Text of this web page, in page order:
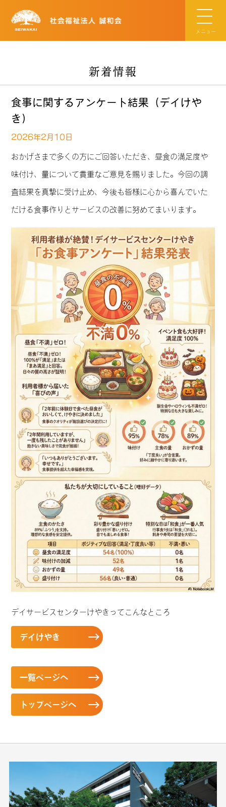
メニュー
新着情報
食事に関するアンケート結果（デイけや
き）
2026年2月10日
おかげさまで多くの方にご回答いただき、昼食の満足度や
味付け、量について貴重なご意見を賜りました。今回の調
査結果を真摯に受け止め、今後も皆様に心から喜んでいた
だける食事作りとサービスの改善に努めてまいります。
デイサービスセンターけやきってこんなところ
デイけやき
一覧ページへ
トップページへ